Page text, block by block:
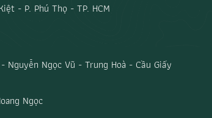
- P. Phú Thọ - TP. HCM
Nguyễn Ngọc Vũ - Trung Hoà - Cầu Giấy
Ngọc